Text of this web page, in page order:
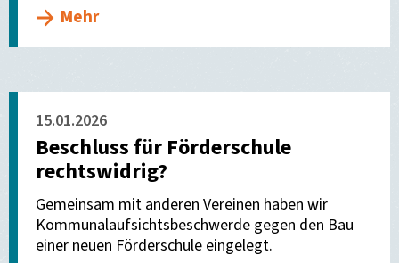
Mehr
15.01.2026
Beschluss für Förderschule
rechtswidrig?
Gemeinsam mit anderen Vereinen haben wir
Kommunalaufsichtsbeschwerde gegen den Bau
einer neuen Förderschule eingelegt.